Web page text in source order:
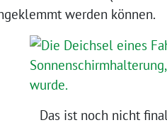
werden können.
Das ist noch nicht